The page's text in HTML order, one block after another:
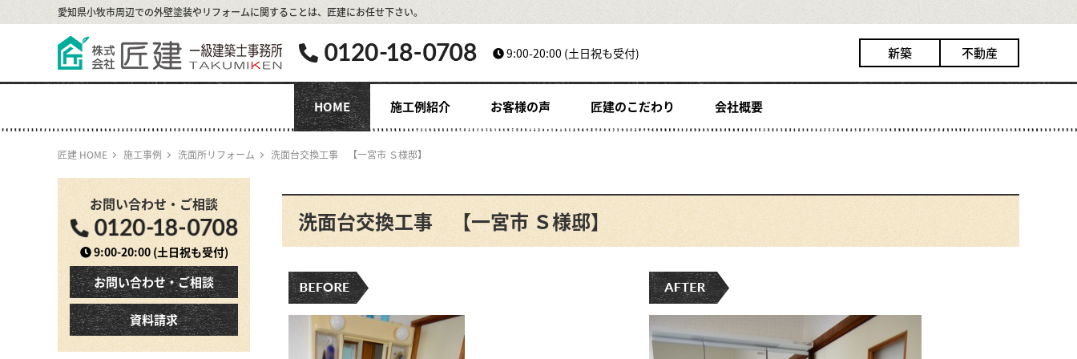
愛知県小牧市周辺での外壁塗装やリフォームに関することは、 匠建にお任せ下さい。
9:00-20:00 (土日祝も受付) 新築 不動産
HOME 施工例紹介 お客様の声 匠建のこだわり 会社概要
匠建 HOME 施工事例 洗面所リフォーム 洗面台交換工事 【一宮市 Ｓ様邸】
お問い合わせ・ご相談
9:00-20:00(土日祝も受付)
お問い合わせ・ご相談
資料請求
洗面台交換工事 【一宮市 Ｓ様邸】